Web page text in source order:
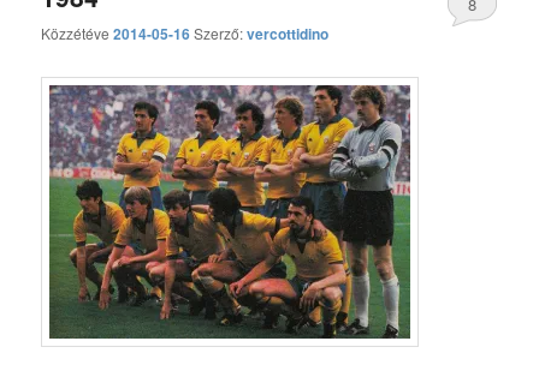
Közzétéve2014-05-16Szerző:vercottidino
8